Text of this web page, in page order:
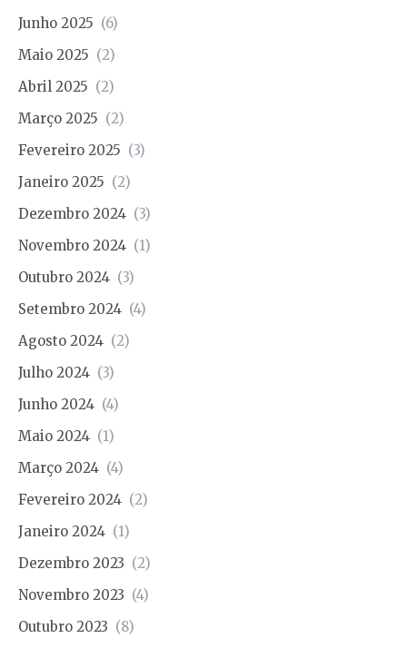
Junho 2025 (6)
Maio 2025 (2)
Abril 2025 (2)
Março 2025 (2)
Fevereiro 2025 (3)
Janeiro 2025 (2)
Dezembro 2024 (3)
Novembro 2024 (1)
Outubro 2024 (3)
Setembro 2024 (4)
Agosto 2024 (2)
Julho 2024 (3)
Junho 2024 (4)
Maio 2024 (1)
Março 2024 (4)
Fevereiro 2024 (2)
Janeiro 2024 (1)
Dezembro 2023 (2)
Novembro 2023 (4)
Outubro 2023 (8)